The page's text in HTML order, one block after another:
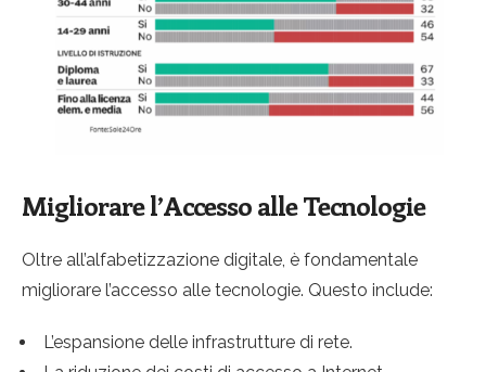
Migliorare l’Accesso alle Tecnologie
Oltre all’alfabetizzazione digitale, è fondamentale
migliorare l’accesso alle tecnologie. Questo include:
L’espansione delle infrastrutture di rete.